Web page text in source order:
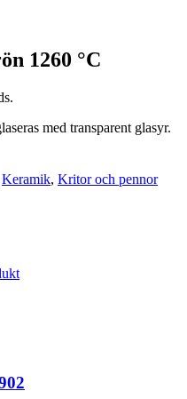
1260 °C
med transparent glasyr.
Keramik, Kritor och pennor